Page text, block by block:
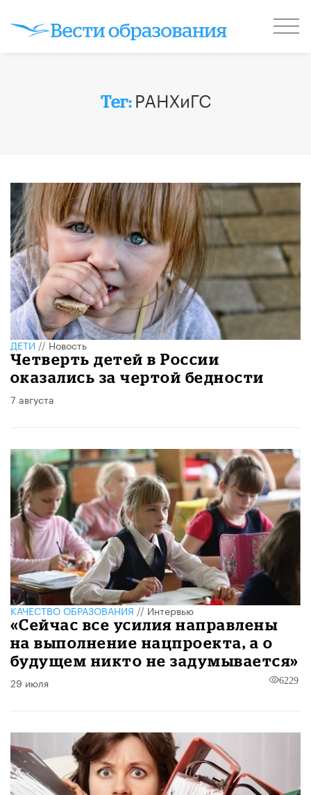
Тег: РАНХиГС
ДЕТИ//Новость
Четверть детей в России
оказались за чертой бедности
7 августа
КАЧЕСТВО ОБРАЗОВАНИЯ//Интервью
«Сейчас все усилия направлены
на выполнение нацпроекта, а о
будущем никто не задумывается»
29 июля 6229